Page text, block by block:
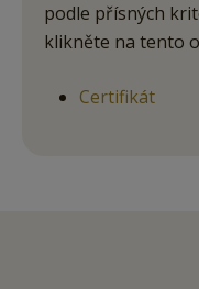
podle přísných
klikněte na tento
Certifikát